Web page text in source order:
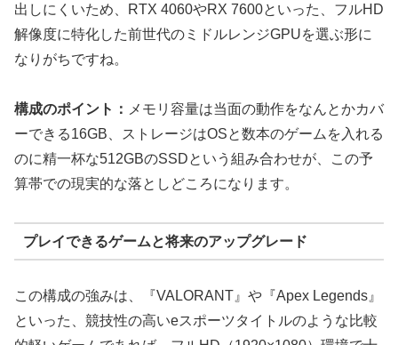
出しにくいため、RTX 4060やRX 7600といった、フルHD
解像度に特化した前世代のミドルレンジGPUを選ぶ形に
なりがちですね。
構成のポイント： メモリ容量は当面の動作をなんとかカバ
ーできる16GB、ストレージはOSと数本のゲームを入れる
のに精一杯な512GBのSSDという組み合わせが、この予
算帯での現実的な落としどころになります。
プレイできるゲームと将来のアップグレード
この構成の強みは、『VALORANT』や『Apex Legends』
といった、競技性の高いeスポーツタイトルのような比較